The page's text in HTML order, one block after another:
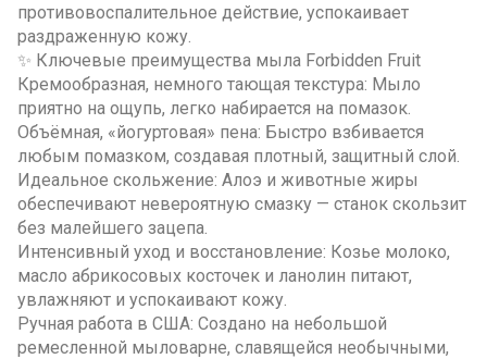
противовоспалительное действие, успокаивает
раздраженную кожу.
✨ Ключевые преимущества мыла Forbidden Fruit
Кремообразная, немного тающая текстура: Мыло
приятно на ощупь, легко набирается на помазок.
Объёмная, «йогуртовая» пена: Быстро взбивается
любым помазком, создавая плотный, защитный слой.
Идеальное скольжение: Алоэ и животные жиры
обеспечивают невероятную смазку — станок скользит
без малейшего зацепа.
Интенсивный уход и восстановление: Козье молоко,
масло абрикосовых косточек и ланолин питают,
увлажняют и успокаивают кожу.
Ручная работа в США: Создано на небольшой
ремесленной мыловарне, славящейся необычными,